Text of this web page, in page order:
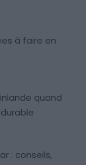
à faire en
quand
: conseils,